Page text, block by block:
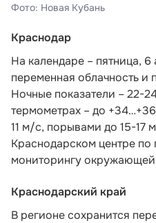
Фото: Новая Кубань
Краснодар
На календаре – пятница, 6
переменная облачность и
Ночные показатели – 22-
термометрах – до
11 м/с, порывами до 15-17
Краснодарском центре
мониторингу
Краснодарский край
В регионе сохранится